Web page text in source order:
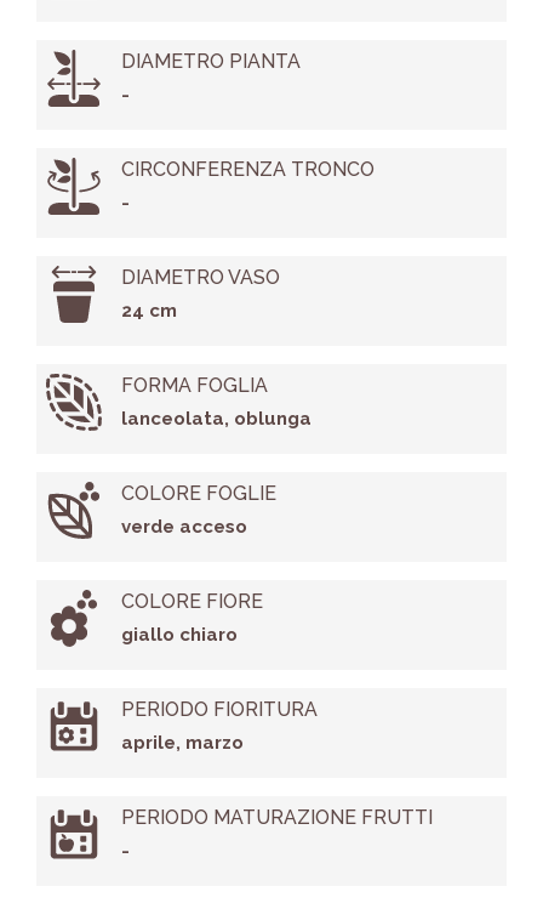
DIAMETRO PIANTA
-
CIRCONFERENZA TRONCO
-
DIAMETRO VASO
24 cm
FORMA FOGLIA
lanceolata, oblunga
COLORE FOGLIE
verde acceso
COLORE FIORE
giallo chiaro
PERIODO FIORITURA
aprile, marzo
PERIODO MATURAZIONE FRUTTI
-